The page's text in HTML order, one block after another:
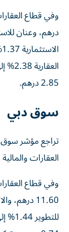
2.85 درهم.
سوق دبي
تراجع مؤشر
العقارات